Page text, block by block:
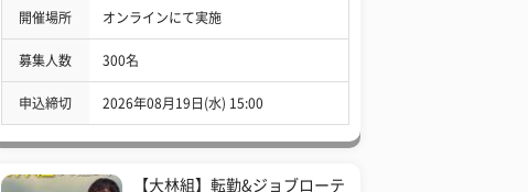
開催場所 オンラインにて実施
募集人数 300名
申込締切 2026年08月19日(水) 15:00
【大林組】転勤&ジョブローテ